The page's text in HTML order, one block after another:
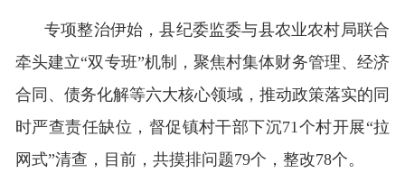
专项整治伊始，县纪委监委与县农业农村局联合
牵头建立“双专班”机制，聚焦村集体财务管理、经济
合同、债务化解等六大核心领域，推动政策落实的同
时严查责任缺位，督促镇村干部下沉71个村开展“拉
网式”清查，目前，共摸排问题79个，整改78个。